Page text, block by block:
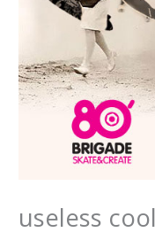
useless